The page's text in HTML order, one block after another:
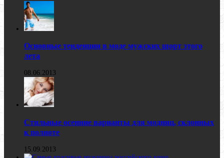
Основные тенденции в моде мужских шорт этого
лета
08.06.2013
Стильные осенние варианты для модниц, склонных
к полноте
15.09.2013